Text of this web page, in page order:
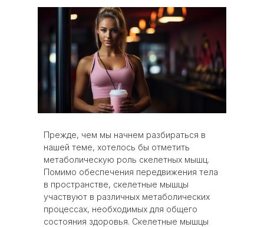
Прежде, чем мы начнем разбираться в
нашей теме, хотелось бы отметить
метаболическую роль скелетных мышц.
Помимо обеспечения передвижения тела
в пространстве, скелетные мышцы
участвуют в различных метаболических
процессах, необходимых для общего
состояния здоровья. Скелетные мышцы